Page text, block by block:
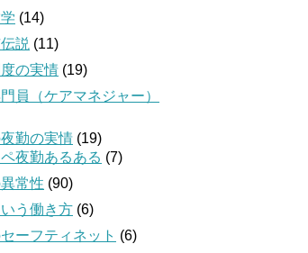
(14)
説 (11)
の実情 (19)
員（ケアマネジャー）
勤の実情 (19)
夜勤あるある (7)
常性 (90)
う働き方 (6)
ーフティネット (6)